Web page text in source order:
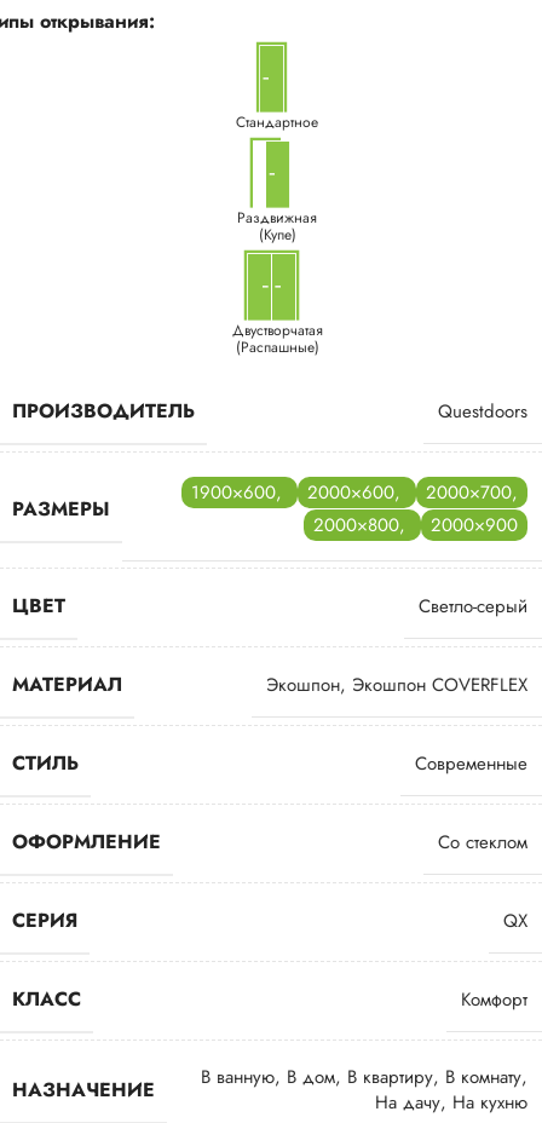
открывания:
Стандартное
Раздвижная
(Купе)
Двустворчатая
(Распашные)
ПРОИЗВОДИТЕЛЬ Questdoors
РАЗМЕРЫ
1900×600, 2000×600, 2000×700,
2000×800, 2000×900
ЦВЕТ Светло-серый
МАТЕРИАЛ Экошпон, Экошпон COVERFLEX
СТИЛЬ Современные
ОФОРМЛЕНИЕ Со стеклом
СЕРИЯ QX
КЛАСС Комфорт
НАЗНАЧЕНИЕ В ванную, В дом, В квартиру, В комнату,
На дачу, На кухню